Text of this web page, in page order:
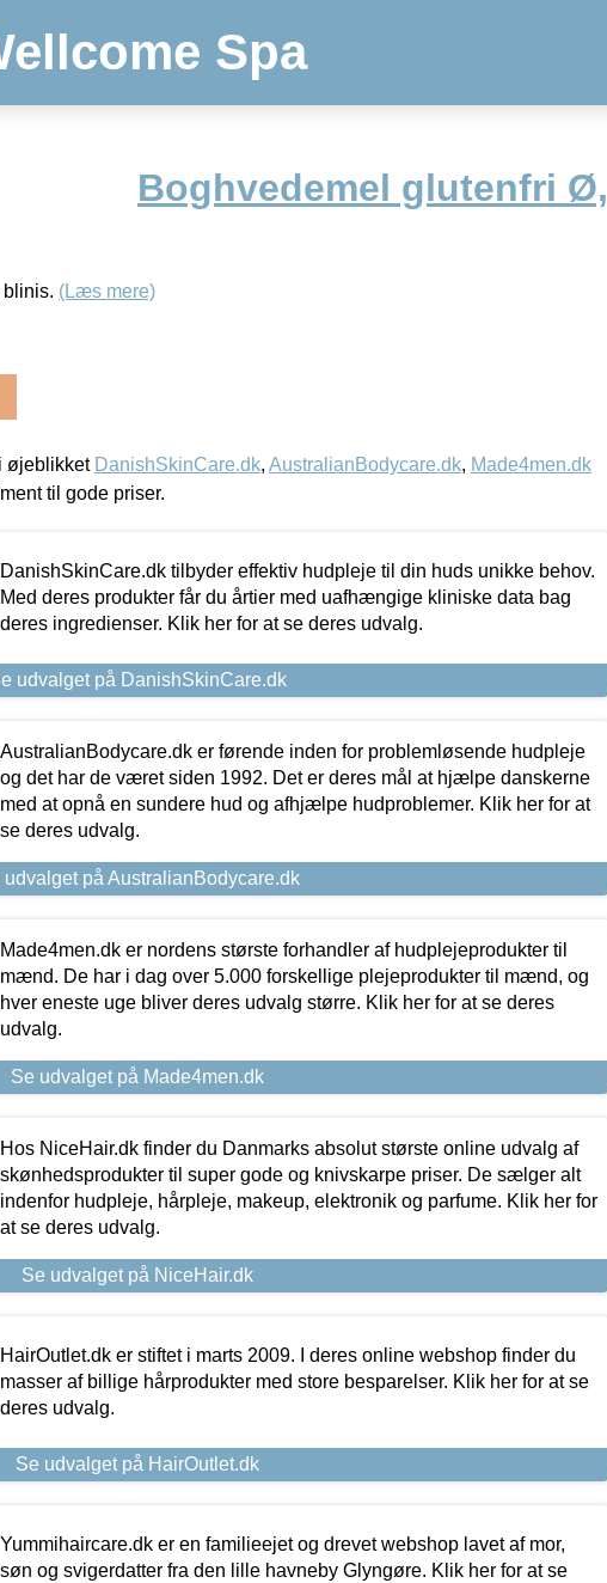
Spa
Boghvedemel glutenfri Ø,
blinis. (Læs mere)
øjeblikket DanishSkinCare.dk, AustralianBodycare.dk, Made4men.dk
til gode priser.
DanishSkinCare.dk tilbyder effektiv hudpleje til din huds unikke behov.
Med deres produkter får du årtier med uafhængige kliniske data bag
deres ingredienser. Klik her for at se deres udvalg.
udvalget på DanishSkinCare.dk
AustralianBodycare.dk er førende inden for problemløsende hudpleje
og det har de været siden 1992. Det er deres mål at hjælpe danskerne
med at opnå en sundere hud og afhjælpe hudproblemer. Klik her for at
se deres udvalg.
udvalget på AustralianBodycare.dk
Made4men.dk er nordens største forhandler af hudplejeprodukter til
mænd. De har i dag over 5.000 forskellige plejeprodukter til mænd, og
hver eneste uge bliver deres udvalg større. Klik her for at se deres
udvalg.
Se udvalget på Made4men.dk
Hos NiceHair.dk finder du Danmarks absolut største online udvalg af
skønhedsprodukter til super gode og knivskarpe priser. De sælger alt
indenfor hudpleje, hårpleje, makeup, elektronik og parfume. Klik her for
at se deres udvalg.
Se udvalget på NiceHair.dk
HairOutlet.dk er stiftet i marts 2009. I deres online webshop finder du
masser af billige hårprodukter med store besparelser. Klik her for at se
deres udvalg.
Se udvalget på HairOutlet.dk
Yummihaircare.dk er en familieejet og drevet webshop lavet af mor,
søn og svigerdatter fra den lille havneby Glyngøre. Klik her for at se